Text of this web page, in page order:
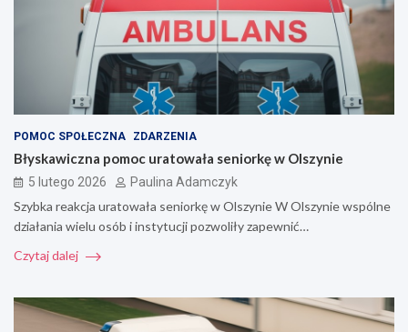
POMOC SPOŁECZNA ZDARZENIA
Błyskawiczna pomoc uratowała seniorkę w Olszynie
5 lutego 2026 Paulina Adamczyk
Szybka reakcja uratowała seniorkę w Olszynie W Olszynie wspólne
działania wielu osób i instytucji pozwoliły zapewnić…
Czytaj dalej